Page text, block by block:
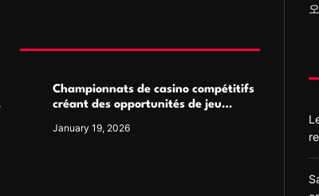
Championnats de casino compétitifs
créant des opportunités de jeu
January 19, 2026